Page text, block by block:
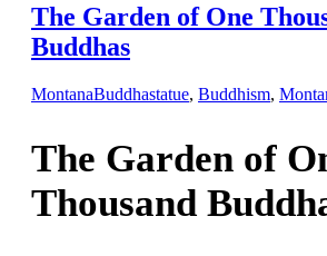
The Garden of One
Buddhas
MontanaBuddhastatue, Buddhism,
The Garden of
Thousand